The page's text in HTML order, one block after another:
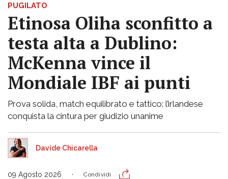
PUGILATO
Etinosa Oliha sconfitto a
testa alta a Dublino:
McKenna vince il
Mondiale IBF ai punti
Prova solida, match equilibrato e tattico: l’irlandese
conquista la cintura per giudizio unanime
Davide Chicarella
09 Agosto 2026 Condividi